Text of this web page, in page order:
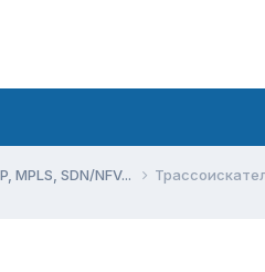
MPLS, SDN/NFV...